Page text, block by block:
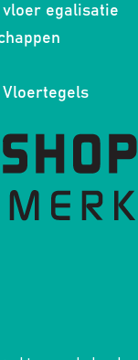
vloer egalisatie
Vloertegels